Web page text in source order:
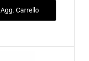
Agg. Carrello